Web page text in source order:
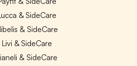
& SideCare
& SideCare
Livi & SideCare
& SideCare